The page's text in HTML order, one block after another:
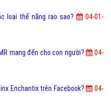
loại thế năng rao sao?
04-01-
mang đến cho con người?
04-
Enchantix trên Facebook?
04-